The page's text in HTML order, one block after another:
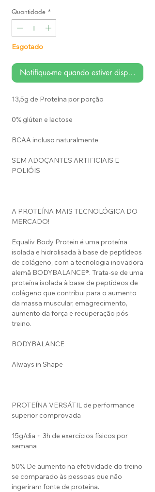
Quantidade *
Esgotado
Notifique-me quando estiver disponível
13,5g de Proteína por porção
0% glúten e lactose
BCAA incluso naturalmente
SEM ADOÇANTES ARTIFICIAIS E
POLIÓIS
A PROTEÍNA MAIS TECNOLÓGICA DO
MERCADO!
Equaliv Body Protein é uma proteína
isolada e hidrolisada à base de peptídeos
de colágeno, com a tecnologia inovadora
alemã BODYBALANCE®. Trata-se de uma
proteína isolada à base de peptídeos de
colágeno que contribui para o aumento
da massa muscular, emagrecimento,
aumento da força e recuperação pós-
treino.
BODYBALANCE
Always in Shape
PROTEÍNA VERSÁTIL de performance
superior comprovada
15g/dia + 3h de exercícios físicos por
semana
50% De aumento na efetividade do treino
se comparado às pessoas que não
ingeriram fonte de proteína.